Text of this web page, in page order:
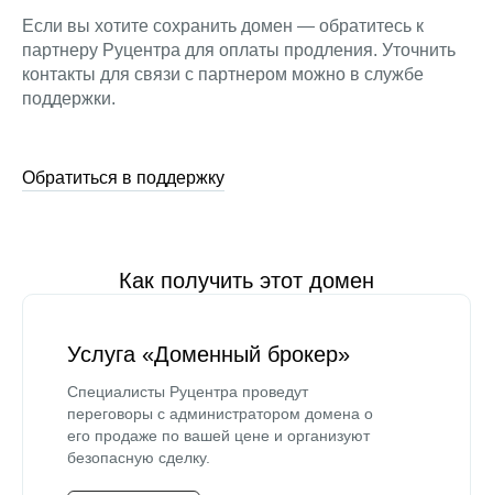
Если вы хотите сохранить домен — обратитесь к
партнеру Руцентра для оплаты продления. Уточнить
контакты для связи с партнером можно в службе
поддержки.
Обратиться в поддержку
Как получить этот домен
Услуга «Доменный брокер»
Специалисты Руцентра проведут
переговоры с администратором домена о
его продаже по вашей цене и организуют
безопасную сделку.